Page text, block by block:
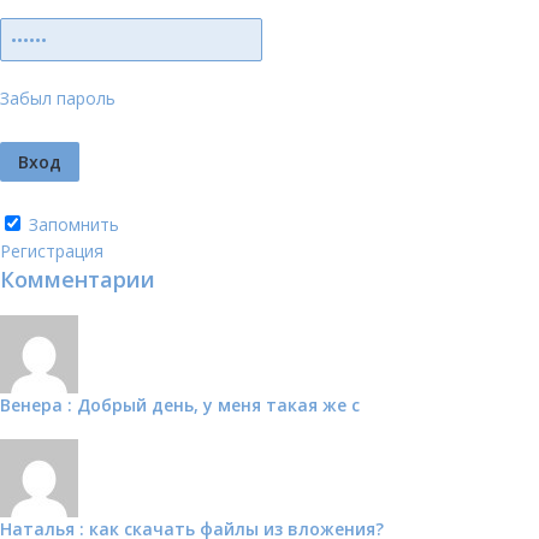
Забыл пароль
Запомнить
Регистрация
Комментарии
Венера : Добрый день, у меня такая же с
Наталья : как скачать файлы из вложения?